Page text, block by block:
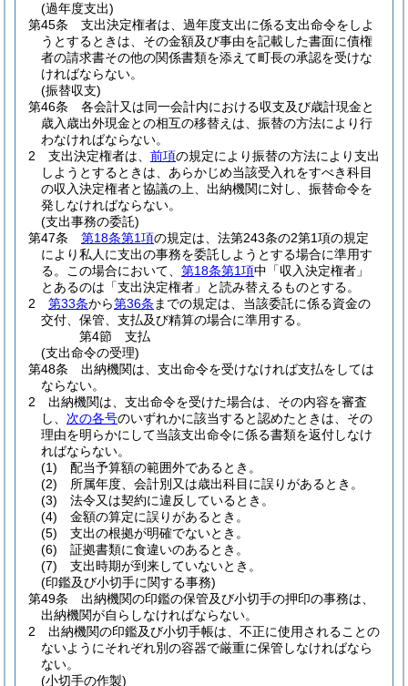
(過年度支出)
第45条
支出決定権者は、過年度支出に係る支出命令をしよ
うとするときは、その金額及び事由を記載した書面に債権
者の請求書その他の関係書類を添えて町長の承認を受けな
ければならない。
(振替収支)
第46条
各会計又は同一会計内における収支及び歳計現金と
歳入歳出外現金との相互の移替えは、振替の方法により行
わなければならない。
2
支出決定権者は、 前項の規定により振替の方法により支出
しようとするときは、あらかじめ当該受入れをすべき科目
の収入決定権者と協議の上、出納機関に対し、振替命令を
発しなければならない。
(支出事務の委託)
第47条
第18条第1項の規定は、法第243条の2第1項の規定
により私人に支出の事務を委託しようとする場合に準用す
る。
この場合において、 第18条第1項中「収入決定権者」
とあるのは「支出決定権者」と読み替えるものとする。
2
第33条から第36条 までの規定は、当該委託に係る資金の
交付、保管、支払及び精算の場合に準用する。
第4節
支払
(支出命令の受理)
第48条
出納機関は、支出命令を受けなければ支払をしては
ならない。
2
出納機関は、支出命令を受けた場合は、その内容を審査
し、 次の各号のいずれかに該当すると認めたときは、その
理由を明らかにして当該支出命令に係る書類を返付しなけ
ればならない。
(1)
配当予算額の範囲外であるとき。
(2)
所属年度、会計別又は歳出科目に誤りがあるとき。
(3)
法令又は契約に違反しているとき。
(4)
金額の算定に誤りがあるとき。
(5)
支出の根拠が明確でないとき。
(6)
証拠書類に食違いのあるとき。
(7)
支出時期が到来していないとき。
(印鑑及び小切手に関する事務)
第49条
出納機関の印鑑の保管及び小切手の押印の事務は、
出納機関が自らしなければならない。
2
出納機関の印鑑及び小切手帳は、不正に使用されることの
ないようにそれぞれ別の容器で厳重に保管しなければなら
ない。
(小切手の作製)